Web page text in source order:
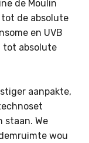
de Moulin
tot de absolute
en UVB
tot absolute
aanpakte,
staan. We
wou